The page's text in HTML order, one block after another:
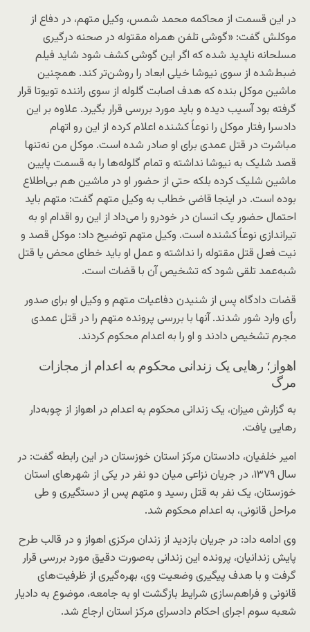
در این قسمت از محاکمه محمد شمس، وکیل متهم، در دفاع از
موکلش گفت: «گوشی تلفن همراه مقتوله در صحنه درگیری
مسلحانه ناپدید شده که اگر این گوشی کشف شود شاید فیلم
ضبط‌شده از سوی نیوشا خیلی ابعاد را روشن‌تر کند. همچنین
ماشین موکل بنده که هدف اصابت گلوله از سوی راننده تویوتا قرار
گرفته بود آسیب دیده و باید مورد بررسی قرار بگیرد. علاوه بر این
دادسرا رفتار موکل را نوعاً کشنده اعلام کرده از این رو اتهام
مباشرت در قتل عمدی برای او صادر شده است. موکل من نه‌تنها
قصد شلیک به نیوشا نداشته و تمام گلوله‌ها را به قسمت پایین
ماشین شلیک کرده بلکه حتی از حضور او در ماشین هم بی‌اطلاع
بوده است. در اینجا قاضی خطاب به وکیل متهم گفت: متهم باید
احتمال حضور یک انسان در خودرو را می‌داد از این رو اقدام او به
تیراندازی نوعاً کشنده است. وکیل متهم توضیح داد: موکل قصد و
نیت فعل قتل مقتوله را نداشته و عمل او باید خطای محض یا قتل
شبه‌عمد تلقی شود که تشخیص آن با قضات است.
قضات دادگاه پس از شنیدن دفاعیات متهم و وکیل او برای صدور
رأی وارد شور شدند. آنها با بررسی پرونده متهم را در قتل عمدی
مجرم تشخیص دادند و او را به اعدام محکوم کردند.
اهواز؛ رهایی یک زندانی محکوم به اعدام از مجازات
مرگ
به گزارش میزان، یک زندانی محکوم به اعدام در اهواز از چوبه‌دار
رهایی یافت.
امیر خلفیان، دادستان مرکز استان خوزستان در این رابطه گفت: در
سال ۱۳۷۹، در جریان نزاعی میان دو نفر در یکی از شهر‌های استان
خوزستان، یک نفر به قتل رسید و متهم پس از دستگیری و طی
مراحل قانونی، به اعدام محکوم شد.
وی ادامه داد: در جریان بازدید از زندان مرکزی اهواز و در قالب طرح
پایش زندانیان، پرونده این زندانی به‌صورت دقیق مورد بررسی قرار
گرفت و با هدف پیگیری وضعیت وی، بهره‌گیری از ظرفیت‌های
قانونی و فراهم‌سازی شرایط بازگشت او به جامعه، موضوع به دادیار
شعبه سوم اجرای احکام دادسرای مرکز استان ارجاع شد.